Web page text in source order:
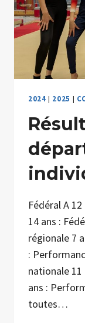
2024 | 2025 |
Fédéral A
14 ans :
régionale 7
:
nationale
ans :
toutes…